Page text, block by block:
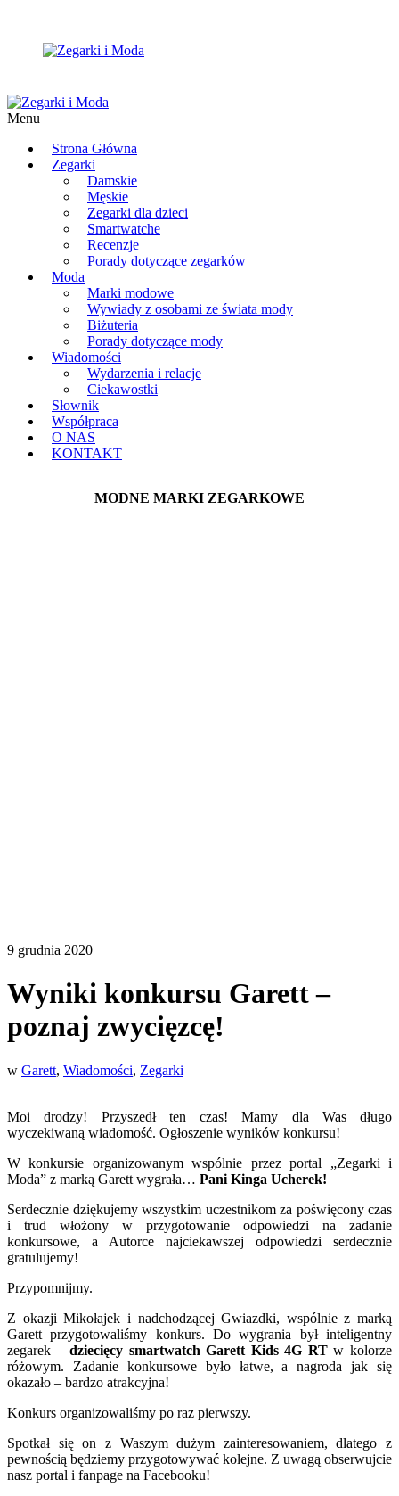
Menu
Strona Główna
Zegarki
Damskie
Męskie
Zegarki dla dzieci
Smartwatche
Recenzje
Porady dotyczące zegarków
Moda
Marki modowe
Wywiady z osobami ze świata mody
Biżuteria
Porady dotyczące mody
Wiadomości
Wydarzenia i relacje
Ciekawostki
Słownik
Współpraca
O NAS
KONTAKT
MODNE MARKI ZEGARKOWE
9 grudnia 2020
Wyniki konkursu Garett –
poznaj zwycięzcę!
w Garett, Wiadomości, Zegarki
Moi drodzy! Przyszedł ten czas! Mamy dla Was długo
wyczekiwaną wiadomość. Ogłoszenie wyników konkursu!
W konkursie organizowanym wspólnie przez portal „Zegarki i
Moda” z marką Garett wygrała… Pani Kinga Ucherek!
Serdecznie dziękujemy wszystkim uczestnikom za poświęcony czas
i trud włożony w przygotowanie odpowiedzi na zadanie
konkursowe, a Autorce najciekawszej odpowiedzi serdecznie
gratulujemy!
Przypomnijmy.
Z okazji Mikołajek i nadchodzącej Gwiazdki, wspólnie z marką
Garett przygotowaliśmy konkurs. Do wygrania był inteligentny
zegarek –dziecięcy smartwatch Garett Kids 4G RTw kolorze
różowym. Zadanie konkursowe było łatwe, a nagroda jak się
okazało – bardzo atrakcyjna!
Konkurs organizowaliśmy po raz pierwszy.
Spotkał się on z Waszym dużym zainteresowaniem, dlatego z
pewnością będziemy przygotowywać kolejne. Z uwagą obserwujcie
nasz portal i fanpage na Facebooku!